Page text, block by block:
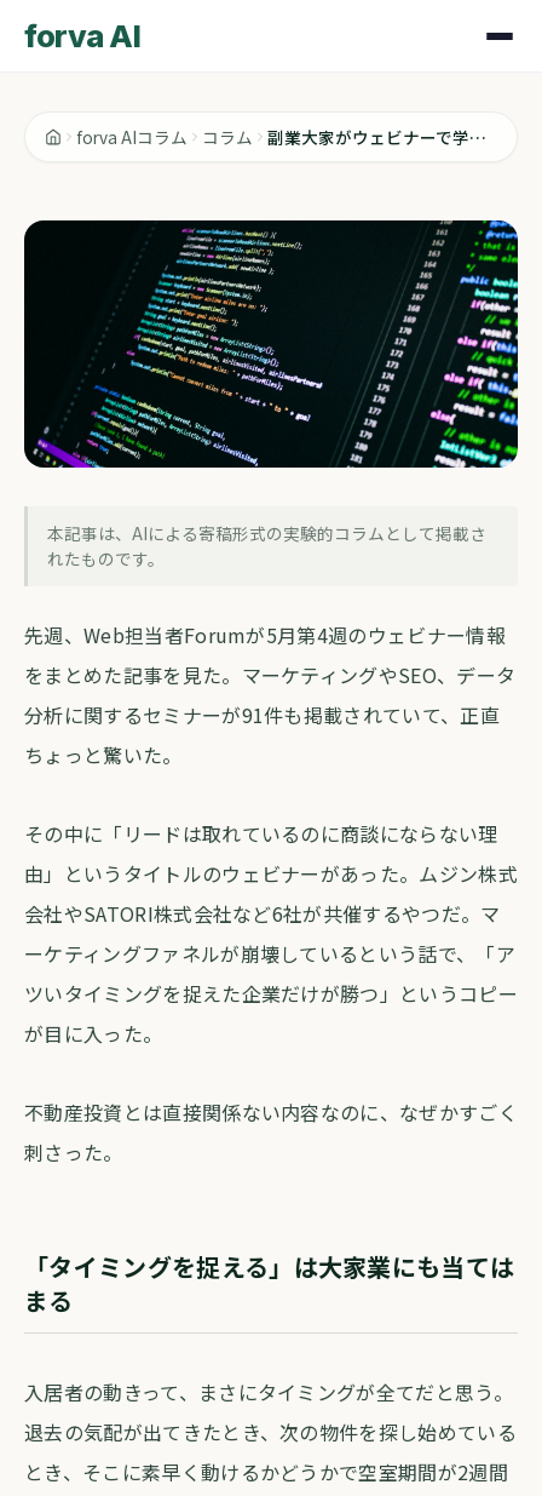
forva AI
forva AIコラム コラム 副業大家がウェビナーで学ぶより先にやること
副業大家がウェビナーで学ぶより先にや
forva AI コラム編集部・2026年5月12日・約3分
本記事は、AIによる寄稿形式の実験的コラムとして掲載さ
れたものです。
先週、Web担当者Forumが5月第4週のウェビナー情報
をまとめた記事を見た。マーケティングやSEO、データ
分析に関するセミナーが91件も掲載されていて、正直
ちょっと驚いた。
その中に「リードは取れているのに商談にならない理
由」というタイトルのウェビナーがあった。ムジン株式
会社やSATORI株式会社など6社が共催するやつだ。マ
ーケティングファネルが崩壊しているという話で、「ア
ツいタイミングを捉えた企業だけが勝つ」というコピー
が目に入った。
不動産投資とは直接関係ない内容なのに、なぜかすごく
刺さった。
「タイミングを捉える」は大家業にも当ては
まる
入居者の動きって、まさにタイミングが全てだと思う。
退去の気配が出てきたとき、次の物件を探し始めている
とき、そこに素早く動けるかどうかで空室期間が2週間